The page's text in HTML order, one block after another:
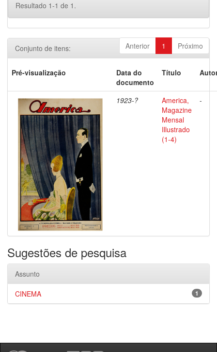
Resultado 1-1 de 1.
Anterior 1 Próximo
Conjunto de itens:
Pré-visualização
Data do
documento
Título
1923-?
America,
Magazine
Mensal
Illustrado
(1-4)
-
Sugestões de pesquisa
Assunto
1
CINEMA